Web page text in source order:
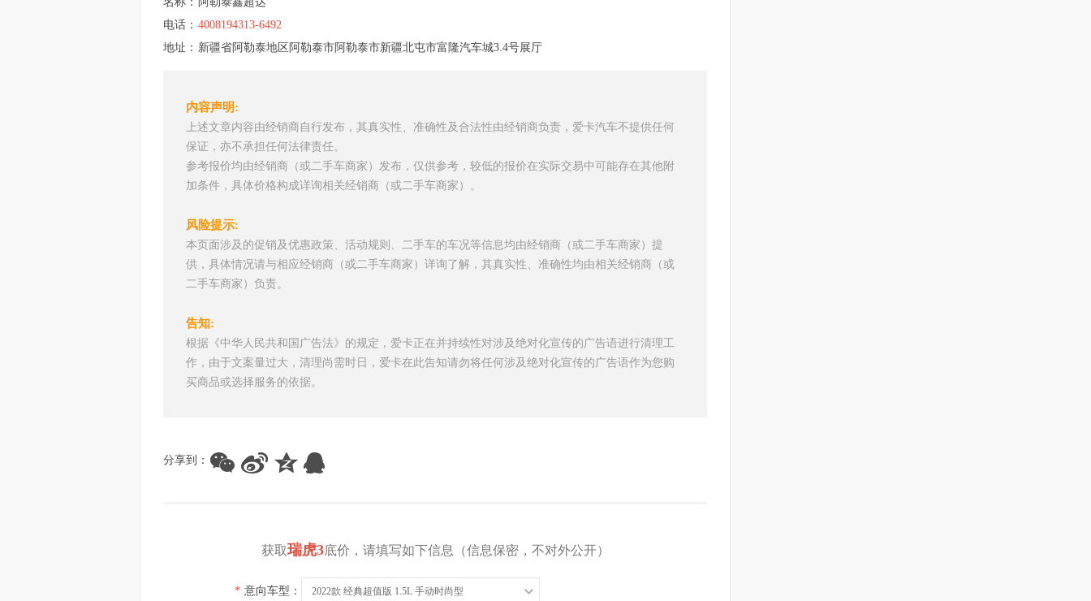
电话： 4008194313-6492
地址： 新疆省阿勒泰地区阿勒泰市阿勒泰市新疆北屯市富隆汽车城3.4号展厅
内容声明:
上述文章内容由经销商自行发布，其真实性、准确性及合法性由经销商负责，爱卡汽车不提供任何
保证，亦不承担任何法律责任。
参考报价均由经销商（或二手车商家）发布，仅供参考，较低的报价在实际交易中可能存在其他附
加条件，具体价格构成详询相关经销商（或二手车商家）。
风险提示:
本页面涉及的促销及优惠政策、活动规则、二手车的车况等信息均由经销商（或二手车商家）提
供，具体情况请与相应经销商（或二手车商家）详询了解，其真实性、准确性均由相关经销商（或
二手车商家）负责。
告知:
根据《中华人民共和国广告法》的规定，爱卡正在并持续性对涉及绝对化宣传的广告语进行清理工
作，由于文案量过大，清理尚需时日，爱卡在此告知请勿将任何涉及绝对化宣传的广告语作为您购
买商品或选择服务的依据。
分享到：
获取瑞虎3底价，请填写如下信息（信息保密，不对外公开）
* 意向车型： 2022款 经典超值版 1.5L 手动时尚型